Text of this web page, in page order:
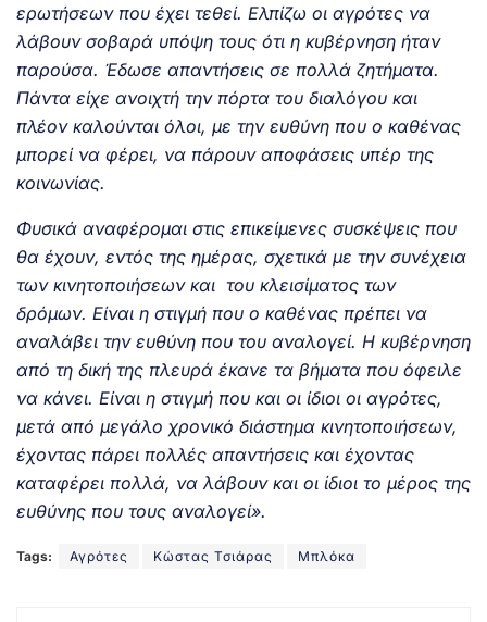
ερωτήσεων που έχει τεθεί. Ελπίζω οι αγρότες να
λάβουν σοβαρά υπόψη τους ότι η κυβέρνηση ήταν
παρούσα. Έδωσε απαντήσεις σε πολλά ζητήματα.
Πάντα είχε ανοιχτή την πόρτα του διαλόγου και
πλέον καλούνται όλοι, με την ευθύνη που ο καθένας
μπορεί να φέρει, να πάρουν αποφάσεις υπέρ της
κοινωνίας.
Φυσικά αναφέρομαι στις επικείμενες συσκέψεις που
θα έχουν, εντός της ημέρας, σχετικά με την συνέχεια
των κινητοποιήσεων και του κλεισίματος των
δρόμων. Είναι η στιγμή που ο καθένας πρέπει να
αναλάβει την ευθύνη που του αναλογεί. Η κυβέρνηση
από τη δική της πλευρά έκανε τα βήματα που όφειλε
να κάνει. Είναι η στιγμή που και οι ίδιοι οι αγρότες,
μετά από μεγάλο χρονικό διάστημα κινητοποιήσεων,
έχοντας πάρει πολλές απαντήσεις και έχοντας
καταφέρει πολλά, να λάβουν και οι ίδιοι το μέρος της
ευθύνης που τους αναλογεί».
Tags: Αγρότες Κώστας Τσιάρας Μπλόκα